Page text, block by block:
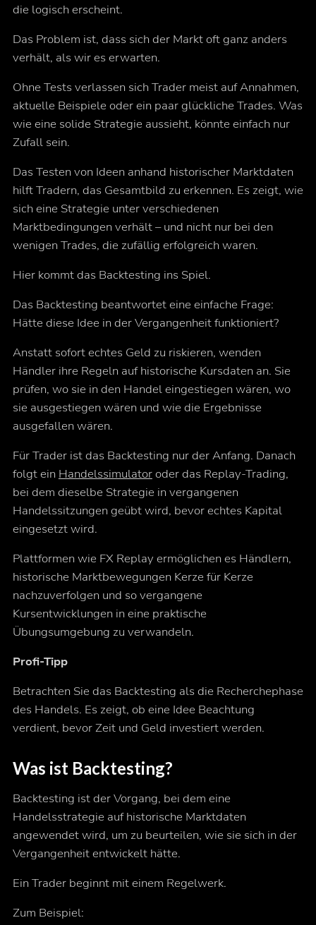
die logisch erscheint.
Das Problem ist, dass sich der Markt oft ganz anders
verhält, als wir es erwarten.
Ohne Tests verlassen sich Trader meist auf Annahmen,
aktuelle Beispiele oder ein paar glückliche Trades. Was
wie eine solide Strategie aussieht, könnte einfach nur
Zufall sein.
Das Testen von Ideen anhand historischer Marktdaten
hilft Tradern, das Gesamtbild zu erkennen. Es zeigt, wie
sich eine Strategie unter verschiedenen
Marktbedingungen verhält – und nicht nur bei den
wenigen Trades, die zufällig erfolgreich waren.
Hier kommt das Backtesting ins Spiel.
Das Backtesting beantwortet eine einfache Frage:
Hätte diese Idee in der Vergangenheit funktioniert?
Anstatt sofort echtes Geld zu riskieren, wenden
Händler ihre Regeln auf historische Kursdaten an. Sie
prüfen, wo sie in den Handel eingestiegen wären, wo
sie ausgestiegen wären und wie die Ergebnisse
ausgefallen wären.
Für Trader ist das Backtesting nur der Anfang. Danach
folgt ein Handelssimulatoroder das Replay-Trading,
bei dem dieselbe Strategie in vergangenen
Handelssitzungen geübt wird, bevor echtes Kapital
eingesetzt wird.
Plattformen wie FX Replay ermöglichen es Händlern,
historische Marktbewegungen Kerze für Kerze
nachzuverfolgen und so vergangene
Kursentwicklungen in eine praktische
Übungsumgebung zu verwandeln.
Profi-Tipp
Betrachten Sie das Backtesting als die Recherchephase
des Handels. Es zeigt, ob eine Idee Beachtung
verdient, bevor Zeit und Geld investiert werden.
Was ist Backtesting?
Backtesting ist der Vorgang, bei dem eine
Handelsstrategie auf historische Marktdaten
angewendet wird, um zu beurteilen, wie sie sich in der
Vergangenheit entwickelt hätte.
Ein Trader beginnt mit einem Regelwerk.
Zum Beispiel: